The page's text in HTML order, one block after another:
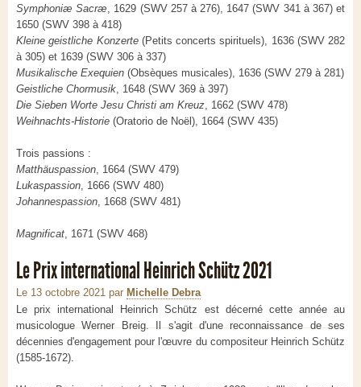
Symphoniæ Sacræ, 1629 (SWV 257 à 276), 1647 (SWV 341 à 367) et
1650 (SWV 398 à 418)
Kleine geistliche Konzerte(Petits concerts spirituels), 1636 (SWV 282
à 305) et 1639 (SWV 306 à 337)
Musikalische Exequien (Obsèques musicales), 1636 (SWV 279 à 281)
Geistliche Chormusik, 1648 (SWV 369 à 397)
Die Sieben Worte Jesu Christi am Kreuz, 1662 (SWV 478)
Weihnachts-Historie (Oratorio de Noël), 1664 (SWV 435)
Trois passions :
Matthäuspassion, 1664 (SWV 479)
Lukaspassion, 1666 (SWV 480)
Johannespassion, 1668 (SWV 481)
Magnificat, 1671 (SWV 468)
Le Prix international Heinrich Schütz 2021
Le 13 octobre 2021 par Michelle Debra
Le prix international Heinrich Schütz est décerné cette année au
musicologue Werner Breig. Il s'agit d'une reconnaissance de ses
décennies d'engagement pour l'œuvre du compositeur Heinrich Schütz
(1585-1672).